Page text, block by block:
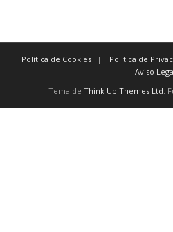
Política de Cookies Política de
Aviso
Tema de Think Up Themes Ltd.